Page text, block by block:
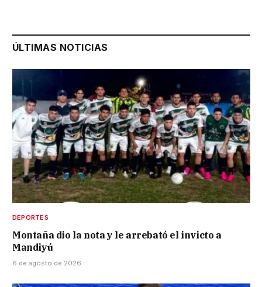
ÚLTIMAS NOTICIAS
DEPORTES
Montaña dio la nota y le arrebató el invicto a
Mandiyú
6 de agosto de 2026